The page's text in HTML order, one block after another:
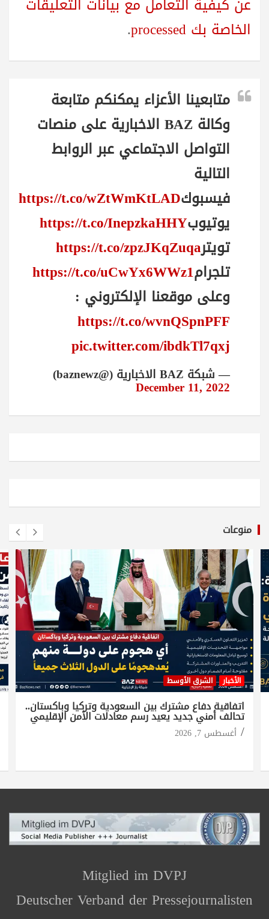
عن كيفية التعامل مع بيانات التعليقات
الخاصة بك processed
.
متابعينا الأعزاء يمكنكم متابعة
وكالة BAZ الاخبارية على منصات
التواصل الاجتماعي عبر الروابط
التالية
فيسبوكhttps://t.co/wZtWmKtLAD
يوتيوبhttps://t.co/InepzkaHHY
تويترhttps://t.co/zpzJKqZuqa
تلجرامhttps://t.co/uCwYx6WWz1
وعلى موقعنا الإلكتروني :
https://t.co/wvnQSpnPFF
pic.twitter.com/ibdkTl7qxj
— شبكة BAZ الاخبارية (@baznewz)
December 11, 2022
منوعات
الأخبار الشرق الأوسط
اتفاقية دفاع مشترك بين السعودية وتركيا وباكستان..
تحالف أمني جديد يعيد رسم معادلات الأمن الإقليمي
أغسطس 7, 2026
Mitglied im DVPJ
Deutscher Verband der Pressejournalisten